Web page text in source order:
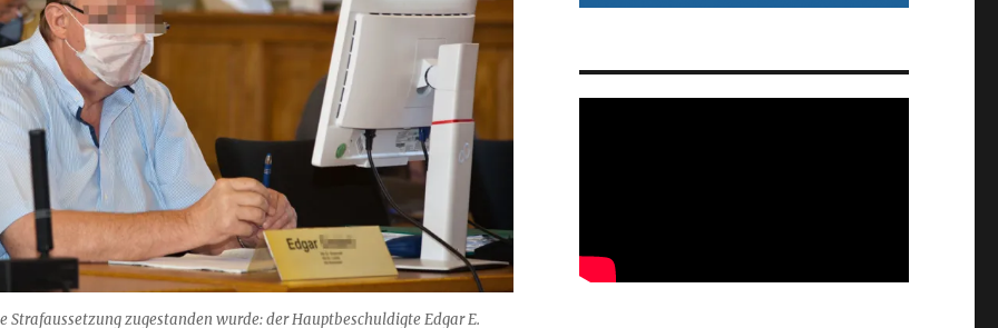
Strafaussetzung zugestanden wurde: der Hauptbeschuldigte Edgar E.